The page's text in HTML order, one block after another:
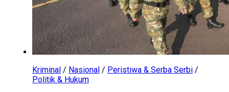
Kriminal / Nasional / Peristiwa & Serba Serbi /
Politik & Hukum